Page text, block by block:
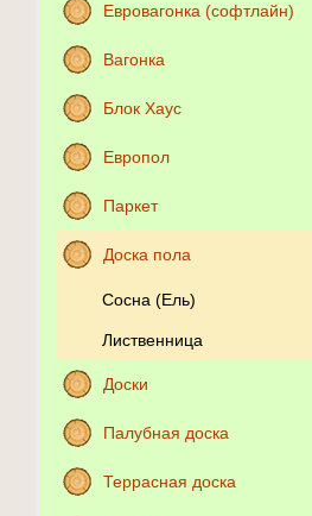
Евровагонка (софтлайн)
Вагонка
Блок Хаус
Европол
Паркет
Доска пола
Сосна (Ель)
Лиственница
Доски
Палубная доска
Террасная доска